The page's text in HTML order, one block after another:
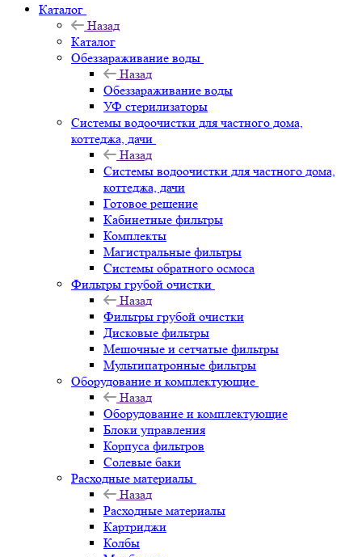
Каталог
Назад
Каталог
Обеззараживание воды
Назад
Обеззараживание воды
УФ стерилизаторы
Системы водоочистки для частного дома,
коттеджа, дачи
Назад
Системы водоочистки для частного дома,
коттеджа, дачи
Готовое решение
Кабинетные фильтры
Комплекты
Магистральные фильтры
Системы обратного осмоса
Фильтры грубой очистки
Назад
Фильтры грубой очистки
Дисковые фильтры
Мешочные и сетчатые фильтры
Мультипатронные фильтры
Оборудование и комплектующие
Назад
Оборудование и комплектующие
Блоки управления
Корпуса фильтров
Солевые баки
Расходные материалы
Назад
Расходные материалы
Картриджи
Колбы